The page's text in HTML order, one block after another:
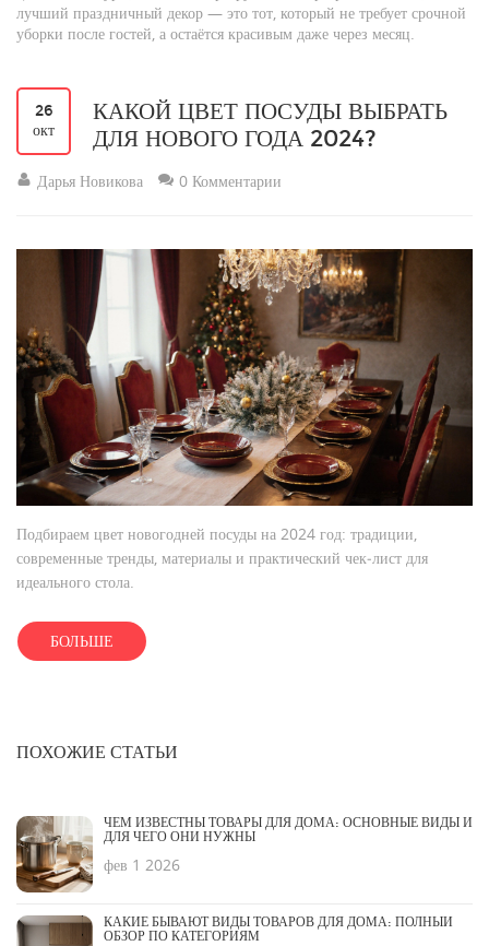
лучший праздничный декор — это тот, который не требует срочной
уборки после гостей, а остаётся красивым даже через месяц.
26
окт
КАКОЙ ЦВЕТ ПОСУДЫ ВЫБРАТЬ
ДЛЯ НОВОГО ГОДА 2024?
Дарья Новикова 0 Комментарии
Подбираем цвет новогодней посуды на 2024 год: традиции,
современные тренды, материалы и практический чек‑лист для
идеального стола.
БОЛЬШЕ
ПОХОЖИЕ СТАТЬИ
ЧЕМ ИЗВЕСТНЫ ТОВАРЫ ДЛЯ ДОМА: ОСНОВНЫЕ ВИДЫ И
ДЛЯ ЧЕГО ОНИ НУЖНЫ
фев 1 2026
КАКИЕ БЫВАЮТ ВИДЫ ТОВАРОВ ДЛЯ ДОМА: ПОЛНЫЙ
ОБЗОР ПО КАТЕГОРИЯМ